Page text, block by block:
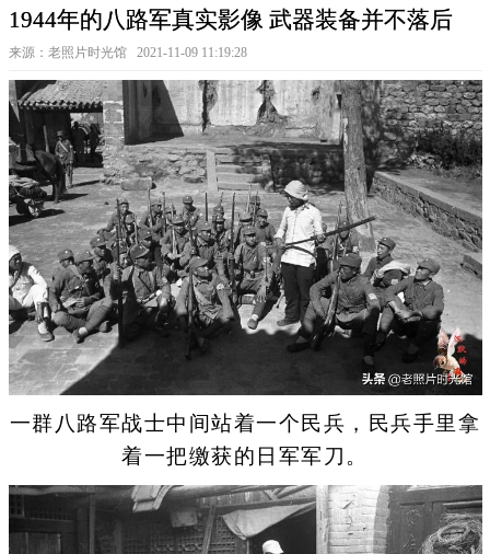
1944年的八路军真实影像 武器装备并不落后
来源：老照片时光馆 2021-11-09 11:19:28
一群八路军战士中间站着一个民兵，民兵手里拿
着一把缴获的日军军刀。